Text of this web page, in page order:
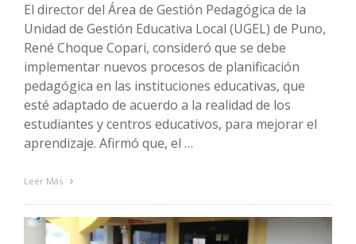
El director del Área de Gestión Pedagógica de la
Unidad de Gestión Educativa Local (UGEL) de Puno,
René Choque Copari, consideró que se debe
implementar nuevos procesos de planificación
pedagógica en las instituciones educativas, que
esté adaptado de acuerdo a la realidad de los
estudiantes y centros educativos, para mejorar el
aprendizaje. Afirmó que, el …
Leer Más